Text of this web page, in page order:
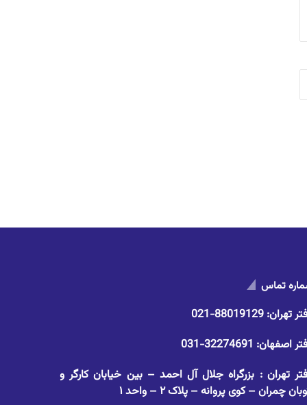
تماس
تهران: 88019129-021
اصفهان: 32274691-031
تهران : بزرگراه جلال آل احمد – بین خیابان کارگر و
چمران – کوی پروانه – پلاک ۲ – واحد ۱